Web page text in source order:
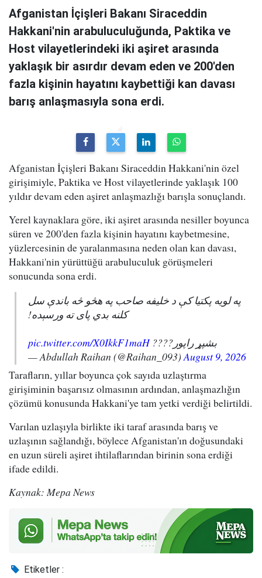
Afganistan İçişleri Bakanı Siraceddin
Hakkani'nin arabuluculuğunda, Paktika ve
Host vilayetlerindeki iki aşiret arasında
yaklaşık bir asırdır devam eden ve 200'den
fazla kişinin hayatını kaybettiği kan davası
barış anlaşmasıyla sona erdi.
Afganistan İçişleri Bakanı Siraceddin Hakkani'nin özel
girişimiyle, Paktika ve Host vilayetlerinde yaklaşık 100
yıldır devam eden aşiret anlaşmazlığı barışla sonuçlandı.
Yerel kaynaklara göre, iki aşiret arasında nesiller boyunca
süren ve 200'den fazla kişinin hayatını kaybetmesine,
yüzlercesinin de yaralanmasına neden olan kan davası,
Hakkani'nin yürüttüğü arabuluculuk görüşmeleri
sonucunda sona erdi.
په لویه پکتیا کې د خلیفه صاحب په هڅو څه باندې سل
کلنه بدي پای ته ورسېده!
بشپړ راپور????pic.twitter.com/X0IkkF1maH
— Abdullah Raihan (@Raihan_093)August 9, 2026
Tarafların, yıllar boyunca çok sayıda uzlaştırma
girişiminin başarısız olmasının ardından, anlaşmazlığın
çözümü konusunda Hakkani'ye tam yetki verdiği belirtildi.
Varılan uzlaşıyla birlikte iki taraf arasında barış ve
uzlaşının sağlandığı, böylece Afganistan'ın doğusundaki
en uzun süreli aşiret ihtilaflarından birinin sona erdiği
ifade edildi.
Kaynak: Mepa News
Etiketler :